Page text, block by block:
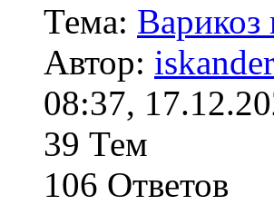
Тема: Варикоз
Автор:
08:37,
39 Тем
106 Ответов